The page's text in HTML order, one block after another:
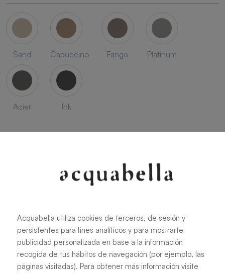
Sand Capuccino Fango Platinum
Acier Ink
Savanna Terracota Niebla Cobalto
Acquabella utiliza cookies de terceros, de sesión y
persistentes para fines analíticos y para mostrarte
publicidad personalizada en base a la información
recogida de tus hábitos de navegación (por ejemplo, las
páginas visitadas). Para obtener más información visite